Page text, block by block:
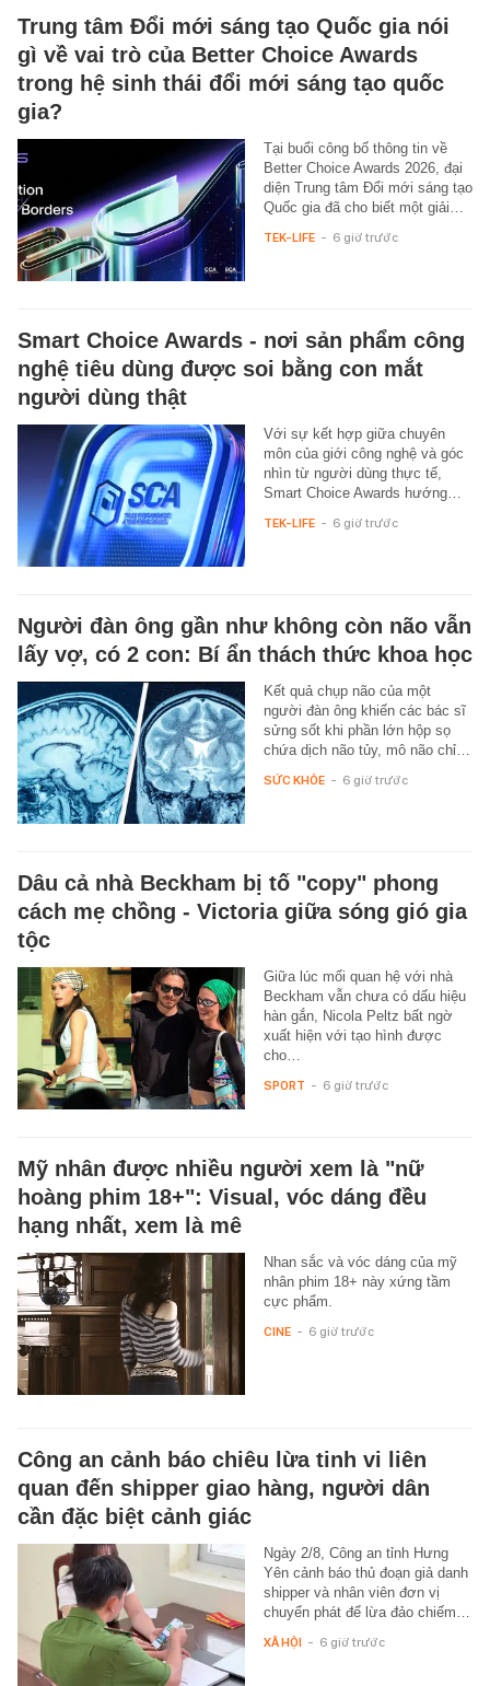
Trung tâm Đổi mới sáng tạo Quốc gia nói
gì về vai trò của Better Choice Awards
trong hệ sinh thái đổi mới sáng tạo quốc
gia?
Tại buổi công bố thông tin về
Better Choice Awards 2026, đại
diện Trung tâm Đổi mới sáng tạo
Quốc gia đã cho biết một giải…
TEK-LIFE - 6 giờ trước
Smart Choice Awards - nơi sản phẩm công
nghệ tiêu dùng được soi bằng con mắt
người dùng thật
Với sự kết hợp giữa chuyên
môn của giới công nghệ và góc
nhìn từ người dùng thực tế,
Smart Choice Awards hướng…
TEK-LIFE - 6 giờ trước
Người đàn ông gần như không còn não vẫn
lấy vợ, có 2 con: Bí ẩn thách thức khoa học
Kết quả chụp não của một
người đàn ông khiến các bác sĩ
sửng sốt khi phần lớn hộp sọ
chứa dịch não tủy, mô não chỉ…
SỨC KHỎE - 6 giờ trước
Dâu cả nhà Beckham bị tố "copy" phong
cách mẹ chồng - Victoria giữa sóng gió gia
tộc
Giữa lúc mối quan hệ với nhà
Beckham vẫn chưa có dấu hiệu
hàn gắn, Nicola Peltz bất ngờ
xuất hiện với tạo hình được
cho…
SPORT - 6 giờ trước
Mỹ nhân được nhiều người xem là "nữ
hoàng phim 18+": Visual, vóc dáng đều
hạng nhất, xem là mê
Nhan sắc và vóc dáng của mỹ
nhân phim 18+ này xứng tầm
cực phẩm.
CINE - 6 giờ trước
Công an cảnh báo chiêu lừa tinh vi liên
quan đến shipper giao hàng, người dân
cần đặc biệt cảnh giác
Ngày 2/8, Công an tỉnh Hưng
Yên cảnh báo thủ đoạn giả danh
shipper và nhân viên đơn vị
chuyển phát để lừa đảo chiếm…
XÃ HỘI - 6 giờ trước